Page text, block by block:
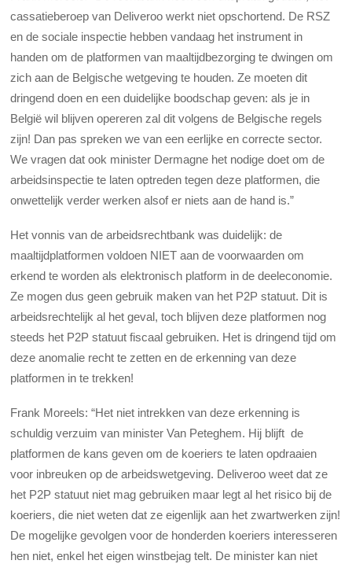
cassatieberoep van Deliveroo werkt niet opschortend. De RSZ
en de sociale inspectie hebben vandaag het instrument in
handen om de platformen van maaltijdbezorging te dwingen om
zich aan de Belgische wetgeving te houden. Ze moeten dit
dringend doen en een duidelijke boodschap geven: als je in
België wil blijven opereren zal dit volgens de Belgische regels
zijn! Dan pas spreken we van een eerlijke en correcte sector.
We vragen dat ook minister Dermagne het nodige doet om de
arbeidsinspectie te laten optreden tegen deze platformen, die
onwettelijk verder werken alsof er niets aan de hand is.”
Het vonnis van de arbeidsrechtbank was duidelijk: de
maaltijdplatformen voldoen NIET aan de voorwaarden om
erkend te worden als elektronisch platform in de deeleconomie.
Ze mogen dus geen gebruik maken van het P2P statuut. Dit is
arbeidsrechtelijk al het geval, toch blijven deze platformen nog
steeds het P2P statuut fiscaal gebruiken. Het is dringend tijd om
deze anomalie recht te zetten en de erkenning van deze
platformen in te trekken!
Frank Moreels: “Het niet intrekken van deze erkenning is
schuldig verzuim van minister Van Peteghem. Hij blijft de
platformen de kans geven om de koeriers te laten opdraaien
voor inbreuken op de arbeidswetgeving. Deliveroo weet dat ze
het P2P statuut niet mag gebruiken maar legt al het risico bij de
koeriers, die niet weten dat ze eigenlijk aan het zwartwerken zijn!
De mogelijke gevolgen voor de honderden koeriers interesseren
hen niet, enkel het eigen winstbejag telt. De minister kan niet